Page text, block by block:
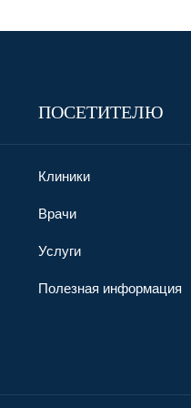
ПОСЕТИТЕЛЮ
Клиники
Врачи
Услуги
Полезная информация